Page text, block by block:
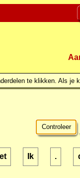
te klikken. Als je
Controleer
Ik .